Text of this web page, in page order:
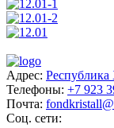
Адрес:
Телефоны: +7 923
Почта:
Соц. сети: